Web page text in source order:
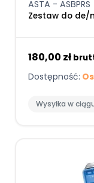
ASTA - ASBPRS
Zestaw do de/
180,00 zł
Dostępność:
Wysyłka w